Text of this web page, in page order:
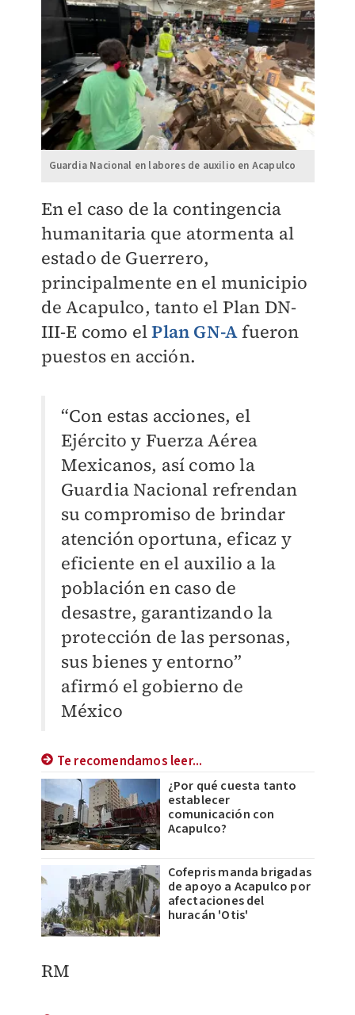
Guardia Nacional en labores de auxilio en Acapulco
En el caso de la contingencia
humanitaria que atormenta al
estado de Guerrero,
principalmente en el municipio
de Acapulco, tanto el Plan DN-
III-E como elPlan GN-Afueron
puestos en acción.
“Con estas acciones, el
Ejército y Fuerza Aérea
Mexicanos, así como la
Guardia Nacional refrendan
su compromiso de brindar
atención oportuna, eficaz y
eficiente en el auxilio a la
población en caso de
desastre, garantizando la
protección de las personas,
sus bienes y entorno”
afirmó el gobierno de
México
Te recomendamos leer...
¿Por qué cuesta tanto
establecer
comunicación con
Acapulco?
Cofepris manda brigadas
de apoyo a Acapulco por
afectaciones del
huracán 'Otis'
RM